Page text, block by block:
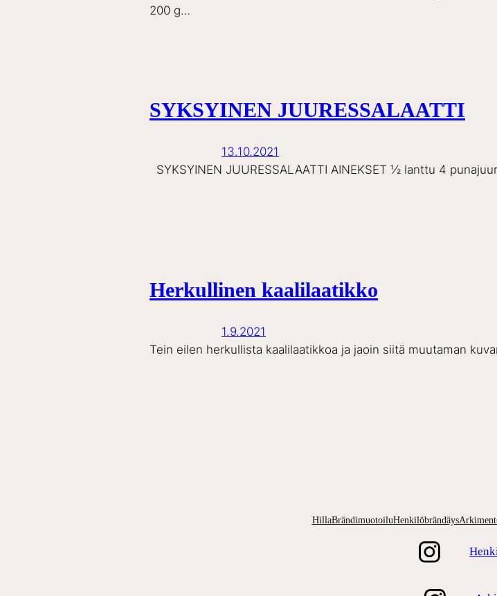
200 g…
SYKSYINEN JUURESSALAATTI
13.10.2021
SYKSYINEN JUURESSALAATTI AINEKSET ½ lanttu 4
Herkullinen kaalilaatikko
1.9.2021
Tein eilen herkullista kaalilaatikkoa ja jaoin siitä muutaman
HillaBrändimuotoiluHenkilöbrändäys